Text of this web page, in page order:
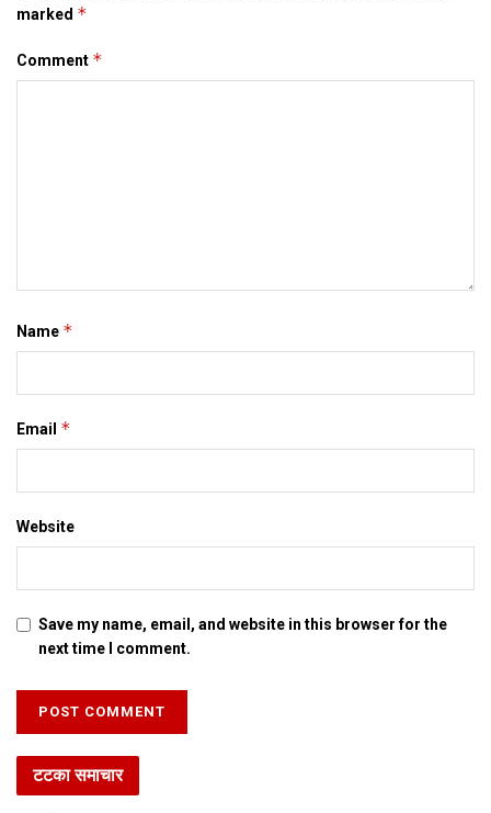
marked *
Comment *
Name *
Email *
Website
Save my name, email, and website in this browser for the
next time I comment.
टटका समाचार